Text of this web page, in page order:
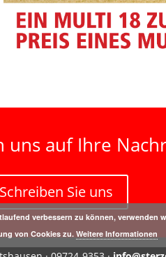
uns auf Ihre
Schreiben Sie uns
verbessern zu können, verwenden
von Cookies zu. Weitere Informationen